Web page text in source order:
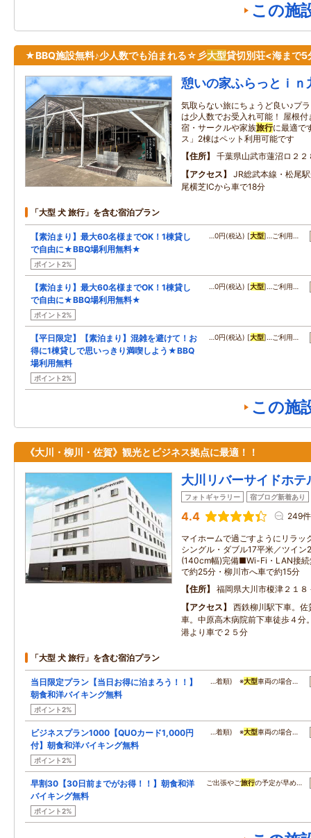
この施
★BBQ施設無料♪少人数でも泊まれる☆彡大型貸切別荘<海まで5
憩いの家ふらっとｉｎ
気取らない旅にちょうど良い♪プ
は少人数でお受入れ可能！ 屋根
宿・サークルや家族旅行に最適で
ス」2棟はペット利用可能です
住所
千葉県山武市蓮沼ロ２２
アクセス
JR総武本線・松尾
尾横芝ICから車で18分
「大型 犬 旅行」を含む宿泊プラン
【素泊まり】最大60名様までOK！1棟貸し
で自由に★BBQ場利用無料★
ポイント2%
…0円(税込) [大型]…ご利用…
【素泊まり】最大60名様までOK！1棟貸し
で自由に★BBQ場利用無料★
ポイント2%
…0円(税込) [大型]…ご利用…
【平日限定】【素泊まり】混雑を避けて！お
得に1棟貸しで思いっきり満喫しよう★BBQ
場利用無料
ポイント2%
…0円(税込) [大型]…ご利用…
この施
《大川・柳川・佐賀》観光とビジネス拠点に最適！！
大川リバーサイドホテ
フォトギャラリー 宿ブログ新着あり
4.4 249件
マイホームで過ごすようにリラ
シングル・ダブル17平米／ツイ
(140cm幅)完備■Wi-Fi・LAN接
で約25分・柳川市へ車で約15分
住所
福岡県大川市榎津２１８
アクセス
西鉄柳川駅下車。
車。中原高木病院前下車徒歩４分
港より車で２５分
「大型 犬 旅行」を含む宿泊プラン
当日限定プラン【当日お得に泊まろう！！】
朝食和洋バイキング無料
ポイント2%
…着順) ※大型車両の場合…
ビジネスプラン1000【QUOカード1,000円
付】朝食和洋バイキング無料
ポイント2%
…着順) ※大型車両の場合…
早割30【30日前までがお得！！】朝食和洋
バイキング無料
ポイント2%
ご出張やご旅行の予定が早め…